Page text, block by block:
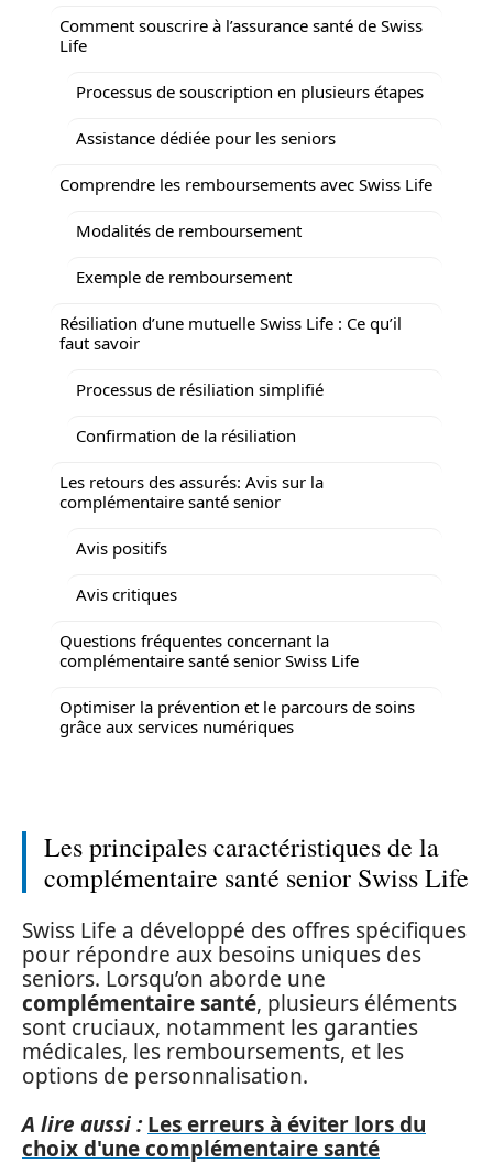
Comment souscrire à l’assurance santé de Swiss
Life
Processus de souscription en plusieurs étapes
Assistance dédiée pour les seniors
Comprendre les remboursements avec Swiss Life
Modalités de remboursement
Exemple de remboursement
Résiliation d’une mutuelle Swiss Life : Ce qu’il
faut savoir
Processus de résiliation simplifié
Confirmation de la résiliation
Les retours des assurés: Avis sur la
complémentaire santé senior
Avis positifs
Avis critiques
Questions fréquentes concernant la
complémentaire santé senior Swiss Life
Optimiser la prévention et le parcours de soins
grâce aux services numériques
Les principales caractéristiques de la
complémentaire santé senior Swiss Life
Swiss Life a développé des offres spécifiques
pour répondre aux besoins uniques des
seniors. Lorsqu’on aborde une
complémentaire santé, plusieurs éléments
sont cruciaux, notamment les garanties
médicales, les remboursements, et les
options de personnalisation.
A lire aussi : Les erreurs à éviter lors du
choix d'une complémentaire santé